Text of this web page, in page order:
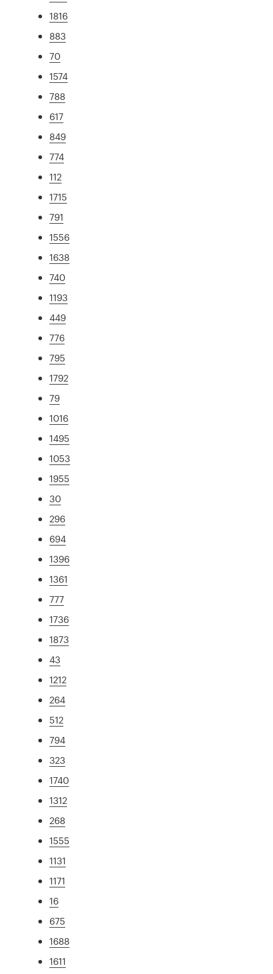
1816
883
70
1574
788
617
849
774
112
1715
791
1556
1638
740
1193
449
776
795
1792
79
1016
1495
1053
1955
30
296
694
1396
1361
777
1736
1873
43
1212
264
512
794
323
1740
1312
268
1555
1131
1171
16
675
1688
1611